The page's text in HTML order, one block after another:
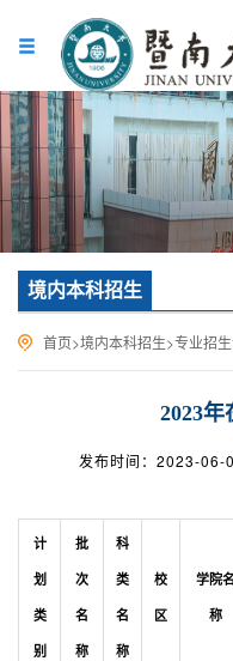
境内本科招生
首页>境内本科招生>专业招
2023年
发布时间：2023-06-
计
划
类
别
批
次
名
称
科
类
名
称
校
区
学院名
称